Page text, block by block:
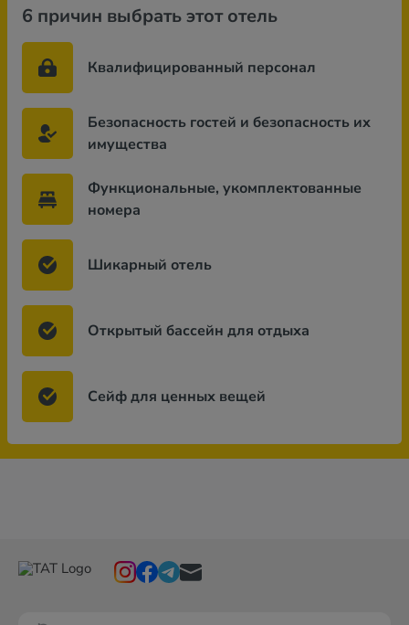
6 причин выбрать этот отель
Квалифицированный персонал
Безопасность гостей и безопасность их
имущества
Функциональные, укомплектованные
номера
Шикарный отель
Открытый бассейн для отдыха
Сейф для ценных вещей